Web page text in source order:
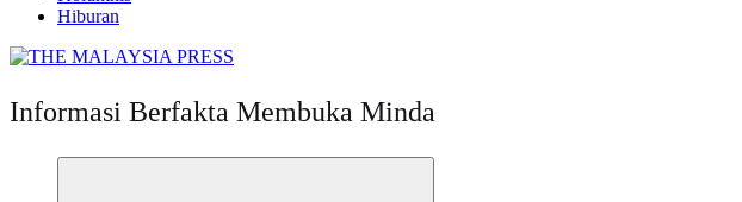
Hiburan
Informasi Berfakta Membuka Minda